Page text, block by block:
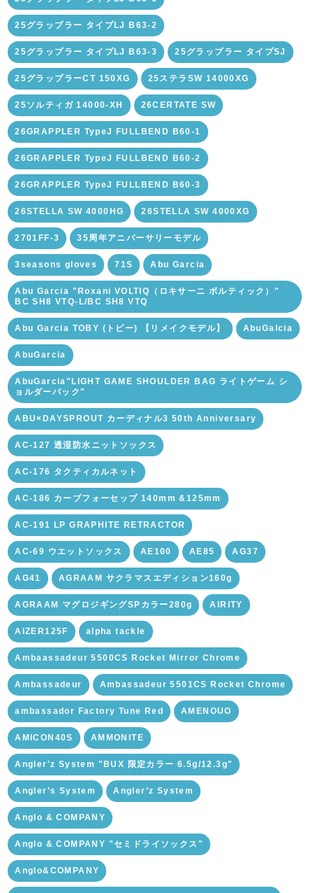
25グラップラー タイプLJ B63-2
25グラップラー タイプLJ B63-3 25グラップラー タイプSJ
25グラップラーCT 150XG 25ステラSW 14000XG
25ソルティガ 14000-XH 26CERTATE SW
26GRAPPLER TypeJ FULLBEND B60-1
26GRAPPLER TypeJ FULLBEND B60-2
26GRAPPLER TypeJ FULLBEND B60-3
26STELLA SW 4000HG 26STELLA SW 4000XG
2701FF-3 35周年アニバーサリーモデル
3seasons gloves 71S Abu Garcia
Abu Garcia "Roxani VOLTIQ（ロキサーニ ボルティック）"
BC SH8 VTQ-L/BC SH8 VTQ
Abu Garcia TOBY (トビー) 【リメイクモデル】 AbuGalcia
AbuGarcia
AbuGarcia"LIGHT GAME SHOULDER BAG ライトゲーム シ
ョルダーバック"
ABU×DAYSPROUT カーディナル3 50th Anniversary
AC-127 透湿防水ニットソックス
AC-176 タクティカルネット
AC-186 カーブフォーセップ 140mm &125mm
AC-191 LP GRAPHITE RETRACTOR
AC-69 ウエットソックス AE100 AE85 AG37
AG41 AGRAAM サクラマスエディション160g
AGRAAM マグロジギングSPカラー280g AIRITY
AIZER125F alpha tackle
Ambaassadeur 5500CS Rocket Mirror Chrome
Ambassadeur Ambassadeur 5501CS Rocket Chrome
ambassador Factory Tune Red AMENOUO
AMICON40S AMMONITE
Angler'z System "BUX 限定カラー 6.5g/12.3g"
Angler’s System Angler’z System
Anglo & COMPANY
Anglo & COMPANY "セミドライソックス"
Anglo&COMPANY